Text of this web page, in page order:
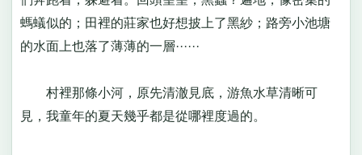
螞蟻似的；田裡的莊家也好想披上了黑紗；路旁小池塘
的水面上也落了薄薄的一層······
村裡那條小河，原先清澈見底，游魚水草清晰可
見，我童年的夏天幾乎都是從哪裡度過的。